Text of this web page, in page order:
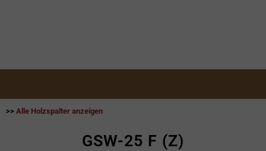
>> Alle Holzspalter anzeigen
GSW-25 F (Z)